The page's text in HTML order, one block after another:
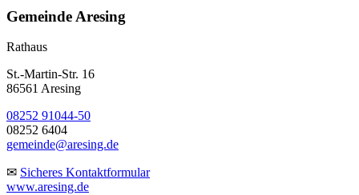
Gemeinde Aresing
Rathaus
St.-Martin-Str. 16
86561 Aresing
08252 91044-50
08252 6404
gemeinde@aresing.de
✉ Sicheres Kontaktformular
www.aresing.de